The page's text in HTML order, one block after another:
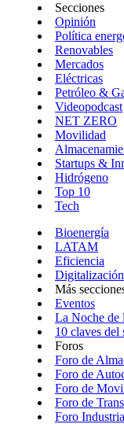
Secciones
Opinión
Política
Renovables
Mercados
Eléctricas
Petróleo &
Videopodcast
NET ZERO
Movilidad
Startups &
Hidrógeno
Top 10
Tech
Bioenergía
LATAM
Eficiencia
Digitalización
Más
Eventos
La Noche de
10 claves del
Foros
Foro de
Foro de
Foro de
Foro de
Foro